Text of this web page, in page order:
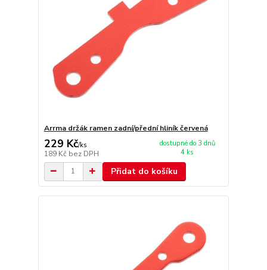
Arrma držák ramen zadní/přední hliník červená
229 Kč/ks
189 Kč bez DPH
dostupné do 3 dnů
4 ks
Přidat do košíku